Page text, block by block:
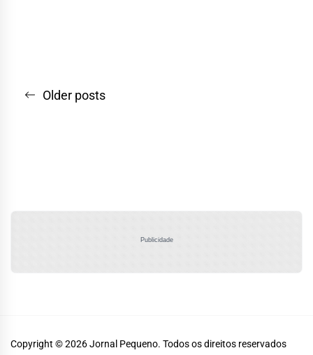
Navegação
Older posts
Publicidade
Copyright © 2026Jornal Pequeno. Todos os direitos reservados